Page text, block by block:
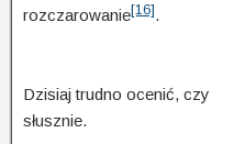
rozczarowanie[16].
Dzisiaj trudno ocenić, czy
słusznie.